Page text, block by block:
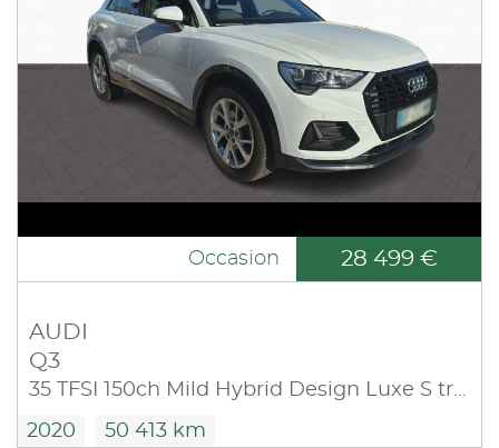
Occasion 28 499 €
AUDI
Q3
35 TFSI 150ch Mild Hybrid Design Luxe S tronic 7
2020 50 413 km